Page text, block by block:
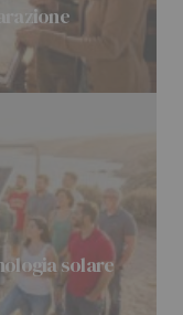
solare